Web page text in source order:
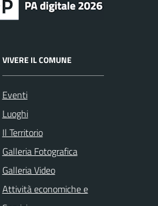
VIVERE IL COMUNE
Eventi
Luoghi
Il Territorio
Galleria Fotografica
Galleria Video
Attività economiche e